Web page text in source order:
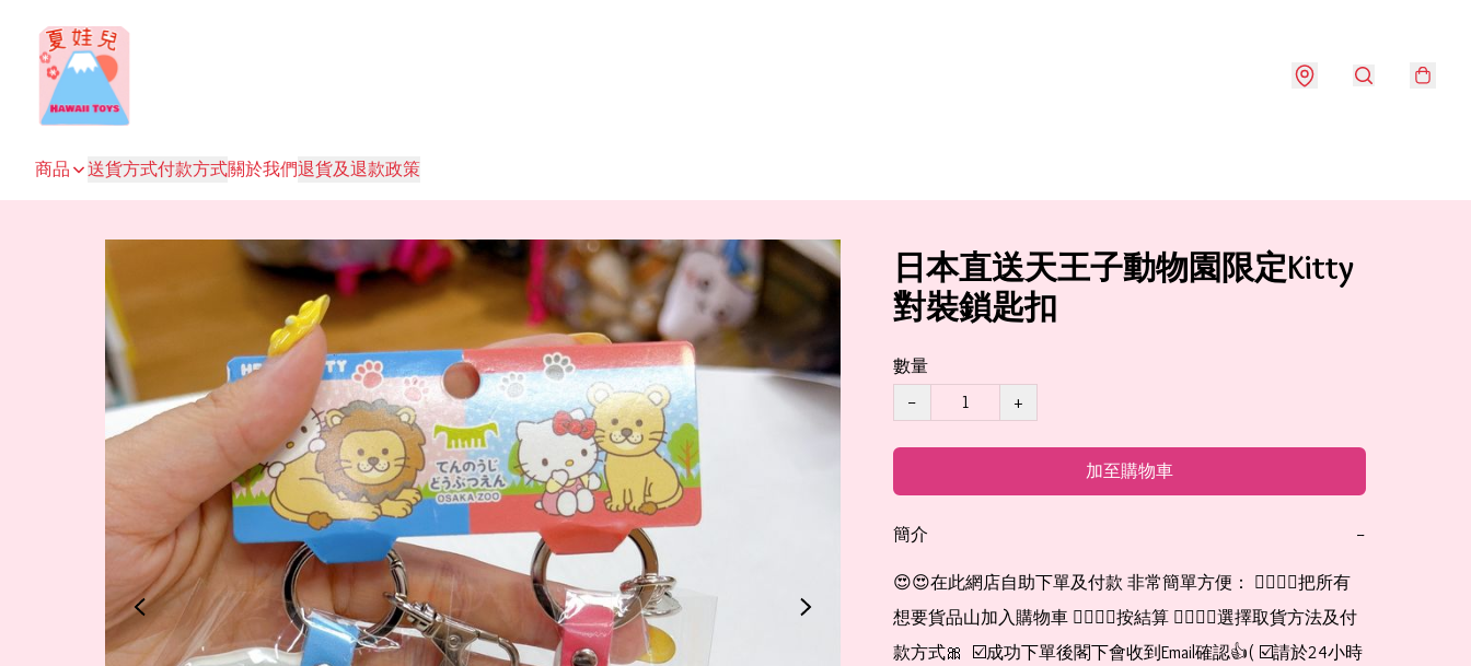
商品 送貨方式付款方式關於我們退貨及退款政策
日本直送天王子動物園限定Kitty
對裝鎖匙扣
數量
−
+
加至購物車
簡介 −
😍😍在此網店自助下單及付款 非常簡單方便： 👉🏻👉🏻把所有
想要貨品山加入購物車 👉🏻👉🏻按結算 👉🏻👉🏻選擇取貨方法及付
款方式🎀  ☑️成功下單後閣下會收到Email確認👍( ☑️請於24小時